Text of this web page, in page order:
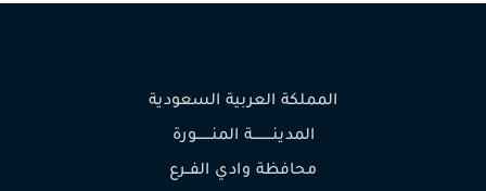
المملكة العربية السعودية
المدينـــــــــة المنـــــــورة
محافظة وادي الفــرع